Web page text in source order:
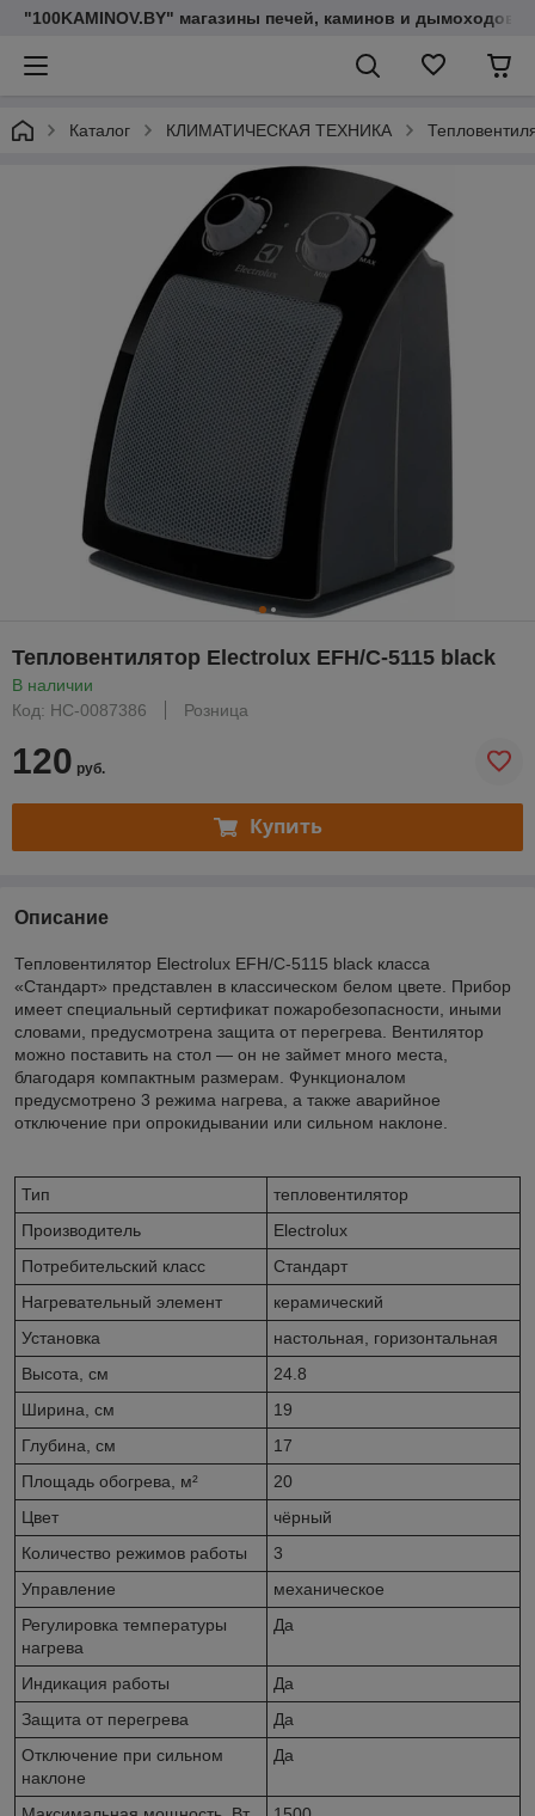
"100KAMINOV.BY" магазины печей, каминов и дымоходов
Каталог КЛИМАТИЧЕСКАЯ ТЕХНИКА
Тепловентилятор Electrolux EFH/C-5115 black
В наличии
Код: НС-0087386
Розница
120 руб.
Купить
Описание
Тепловентилятор Electrolux EFH/C-5115 black класса
«Стандарт» представлен в классическом белом цвете. Прибор
имеет специальный сертификат пожаробезопасности, иными
словами, предусмотрена защита от перегрева. Вентилятор
можно поставить на стол — он не займет много места,
благодаря компактным размерам. Функционалом
предусмотрено 3 режима нагрева, а также аварийное
отключение при опрокидывании или сильном наклоне.
Тип
тепловентилятор
Производитель
Electrolux
Потребительский класс
Стандарт
Нагревательный элемент
керамический
Установка
настольная, горизонтальная
Высота, см
24.8
Ширина, см
19
Глубина, см
17
Площадь обогрева, м²
20
Цвет
чёрный
Количество режимов работы
3
Управление
механическое
Регулировка температуры
нагрева
Да
Индикация работы
Да
Защита от перегрева
Да
Отключение при сильном
наклоне
Да